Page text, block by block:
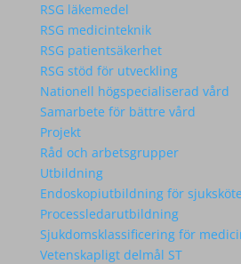
RSG läkemedel
RSG medicinteknik
RSG patientsäkerhet
RSG stöd för utveckling
Nationell högspecialiserad vård
Samarbete för bättre vård
Projekt
Råd och arbetsgrupper
Utbildning
Endoskopiutbildning för
Processledarutbildning
Sjukdomsklassificering för
Vetenskapligt delmål ST